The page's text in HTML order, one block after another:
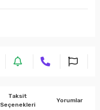
Taksit
Seçenekleri
Yorumlar